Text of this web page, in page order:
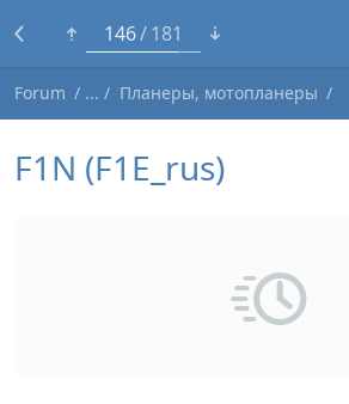
123 181
Forum Планеры, мотопланеры
F1N (F1E_rus)